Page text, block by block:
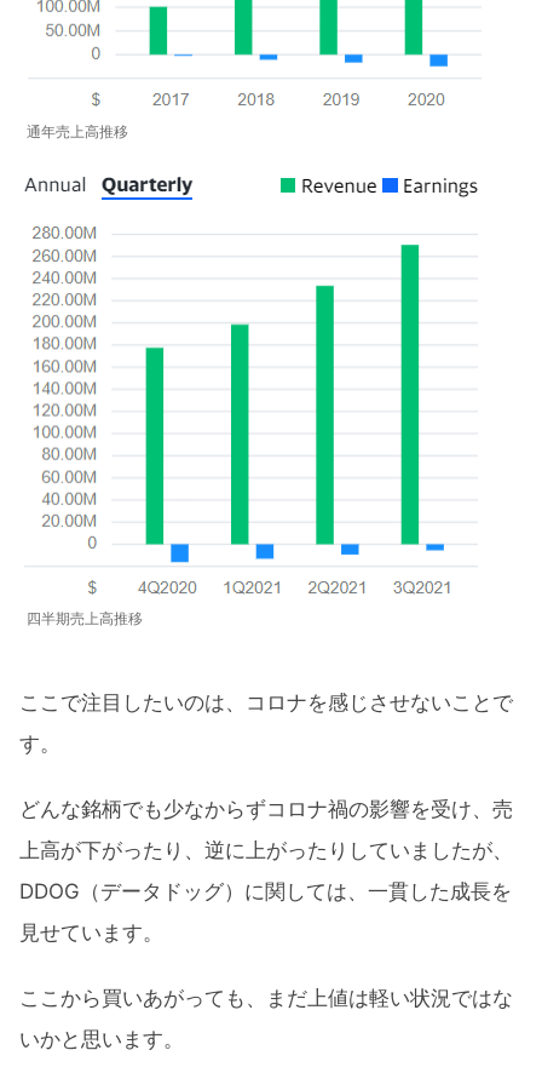
通年売上高推移
四半期売上高推移
ここで注目したいのは、コロナを感じさせないことで
す。
どんな銘柄でも少なからずコロナ禍の影響を受け、売
上高が下がったり、逆に上がったりしていましたが、
DDOG（データドッグ）に関しては、一貫した成長を
見せています。
ここから買いあがっても、まだ上値は軽い状況ではな
いかと思います。